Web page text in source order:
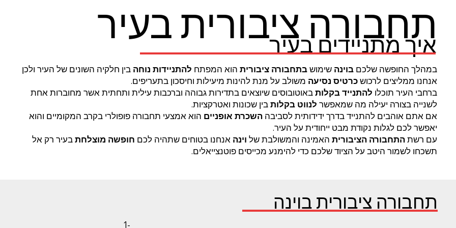
תחבורה ציבורית בעיר
איך מתניידים בעיר
במהלך החופשה שלכם בוינה שימושבתחבורה ציבוריתהוא המפתח להתניידות נוחה בין חלקיה השונים של העיר ולכן
אנחנו ממליצים לרכושכרטיס נסיעה משולב על מנת להינות מיעילות וחיסכון בתעריפים.
ברחבי העיר תוכלו להתנייד בקלותבאוטובוסים שיוצאים בתדירות גבוהה וברכבות עילית ותחתית אשר מחוברות אחת
לשנייה בצורה יעילה מה שמאפשר לנווט בקלותבין שכונות ואטרקציות.
אם אתם אוהבים להתנייד בדרך ידידותית לסביבה השכרת אופניים הוא אמצעי תחבורה פופולרי בקרב המקומיים והוא
יאפשר לכם לגלות נקודת מבט ייחודית על העיר.
עם רשתהתחבורה הציבוריתהאמינה והמשולבת של וינה אנחנו בטוחים שתהיה לכם חופשה מוצלחתבעיר רק אל
תשכחו לשמור היטב על הציוד שלכם כדי להימנע מכייסים פוטנצייאלים.
תחבורה ציבורית בוינה
1-